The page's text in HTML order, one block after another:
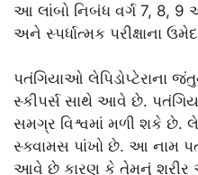
આ લાંબો નિબંધ વર્ગ 7, 8, 9
અને સ્પર્ધાત્મક પરીક્ષાના
પતંગિયાઓ લેપિડોપ્ટેરાના
સ્કીપર્સ સાથે આવે છે.
સમગ્ર વિશ્વમાં મળી શકે છે.
સ્ક્વામસ પાંખો છે. આ નામ
આવે છે કારણ કે તેમનું શરીર